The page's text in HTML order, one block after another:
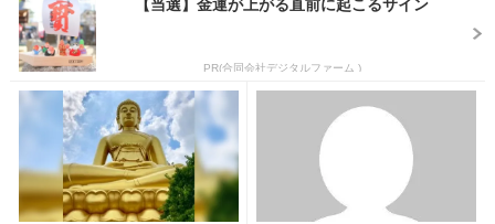
【当選】金運が上がる直前に起こるサイン
PR(合同会社デジタルファーム )